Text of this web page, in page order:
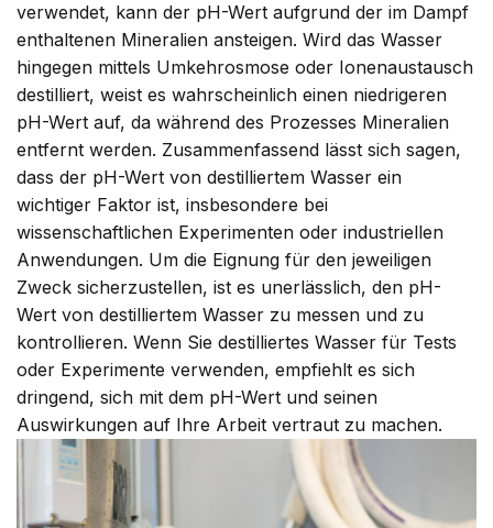
verwendet, kann der pH-Wert aufgrund der im Dampf
enthaltenen Mineralien ansteigen. Wird das Wasser
hingegen mittels Umkehrosmose oder Ionenaustausch
destilliert, weist es wahrscheinlich einen niedrigeren
pH-Wert auf, da während des Prozesses Mineralien
entfernt werden. Zusammenfassend lässt sich sagen,
dass der pH-Wert von destilliertem Wasser ein
wichtiger Faktor ist, insbesondere bei
wissenschaftlichen Experimenten oder industriellen
Anwendungen. Um die Eignung für den jeweiligen
Zweck sicherzustellen, ist es unerlässlich, den pH-
Wert von destilliertem Wasser zu messen und zu
kontrollieren. Wenn Sie destilliertes Wasser für Tests
oder Experimente verwenden, empfiehlt es sich
dringend, sich mit dem pH-Wert und seinen
Auswirkungen auf Ihre Arbeit vertraut zu machen.